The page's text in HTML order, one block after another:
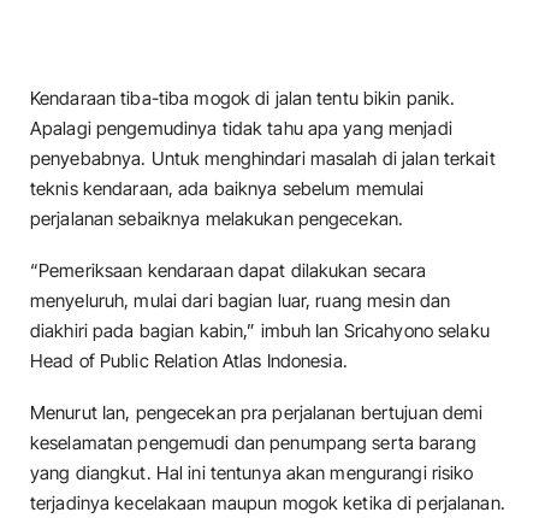
Kendaraan tiba-tiba mogok di jalan tentu bikin panik.
Apalagi pengemudinya tidak tahu apa yang menjadi
penyebabnya. Untuk menghindari masalah di jalan terkait
teknis kendaraan, ada baiknya sebelum memulai
perjalanan sebaiknya melakukan pengecekan.
“Pemeriksaan kendaraan dapat dilakukan secara
menyeluruh, mulai dari bagian luar, ruang mesin dan
diakhiri pada bagian kabin,” imbuh Ian Sricahyono selaku
Head of Public Relation Atlas Indonesia.
Menurut Ian, pengecekan pra perjalanan bertujuan demi
keselamatan pengemudi dan penumpang serta barang
yang diangkut. Hal ini tentunya akan mengurangi risiko
terjadinya kecelakaan maupun mogok ketika di perjalanan.